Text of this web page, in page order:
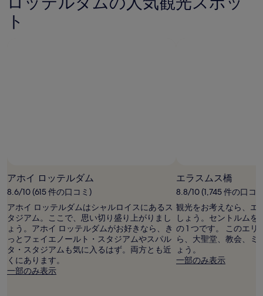
が
あ
り
ト
アホイ ロッテルダム
8.6/10 (615 件の口コミ)
アホイ ロッテルダムはシャルロイスにあるス
タジアム。ここで、思い切り盛り上がりまし
ょう。アホイ ロッテルダムがお好きなら、き
っとフェイエノールト・スタジアムやスパル
タ・スタジアムも気に入るはず。両方とも近
くにあります。
一部のみ表示
エラスムス橋
8.8/10 (1,745 件の口コ
観光をお考えなら、エ
しょう。セントルムを
の 1 つです。 このエ
ら、大聖堂、教会、ミ
ょう。
一部のみ表示